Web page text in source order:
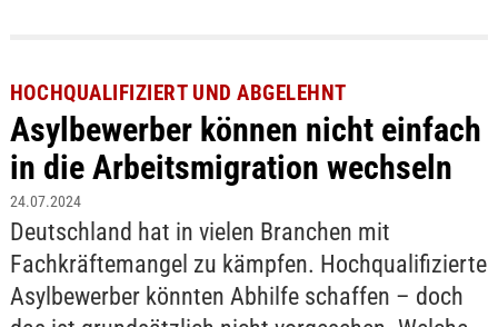
HOCHQUALIFIZIERT UND ABGELEHNT
Asylbewerber können nicht einfach
in die Arbeitsmigration wechseln
24.07.2024
Deutschland hat in vielen Branchen mit
Fachkräftemangel zu kämpfen. Hochqualifizierte
Asylbewerber könnten Abhilfe schaffen – doch